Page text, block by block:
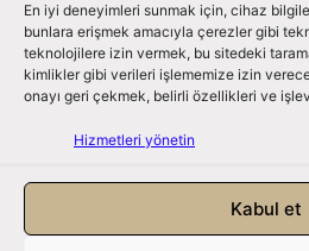
En iyi deneyimleri sunmak için, cihaz
bunlara erişmek amacıyla çerezler gibi
teknolojilere izin vermek, bu sitedeki
kimlikler gibi verileri işlememize izin
onayı geri çekmek, belirli özellikleri ve
Hizmetleri yönetin
Kabul et
Bizi Takip